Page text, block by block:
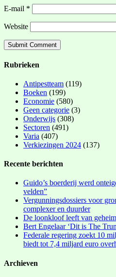
E-mail *
Website
Rubrieken
Antipestteam (119)
Boeken (199)
Economie (580)
Geen categorie (3)
Onderwijs (308)
Sectoren (491)
Varia (407)
Verkiezingen 2024 (137)
Recente berichten
Guido’s boerderij werd
velden”
Vergunningsdossiers voor
complexer en duurder
De loonkloof leeft van
Bert Engelaar ‘Dit is The
Federale regering zoekt 10
biedt tot 7,4 miljard euro
Archieven